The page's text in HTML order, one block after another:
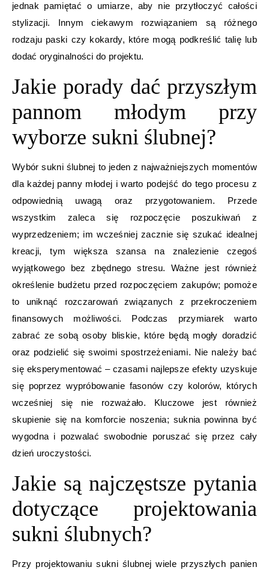
jednak pamiętać o umiarze, aby nie przytłoczyć całości
stylizacji. Innym ciekawym rozwiązaniem są różnego
rodzaju paski czy kokardy, które mogą podkreślić talię lub
dodać oryginalności do projektu.
Jakie porady dać przyszłym
pannom młodym przy
wyborze sukni ślubnej?
Wybór sukni ślubnej to jeden z najważniejszych momentów
dla każdej panny młodej i warto podejść do tego procesu z
odpowiednią uwagą oraz przygotowaniem. Przede
wszystkim zaleca się rozpoczęcie poszukiwań z
wyprzedzeniem; im wcześniej zacznie się szukać idealnej
kreacji, tym większa szansa na znalezienie czegoś
wyjątkowego bez zbędnego stresu. Ważne jest również
określenie budżetu przed rozpoczęciem zakupów; pomoże
to uniknąć rozczarowań związanych z przekroczeniem
finansowych możliwości. Podczas przymiarek warto
zabrać ze sobą osoby bliskie, które będą mogły doradzić
oraz podzielić się swoimi spostrzeżeniami. Nie należy bać
się eksperymentować – czasami najlepsze efekty uzyskuje
się poprzez wypróbowanie fasonów czy kolorów, których
wcześniej się nie rozważało. Kluczowe jest również
skupienie się na komforcie noszenia; suknia powinna być
wygodna i pozwalać swobodnie poruszać się przez cały
dzień uroczystości.
Jakie są najczęstsze pytania
dotyczące projektowania
sukni ślubnych?
Przy projektowaniu sukni ślubnej wiele przyszłych panien